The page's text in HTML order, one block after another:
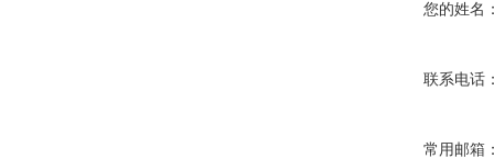
您的姓名
联系电话
常用邮箱